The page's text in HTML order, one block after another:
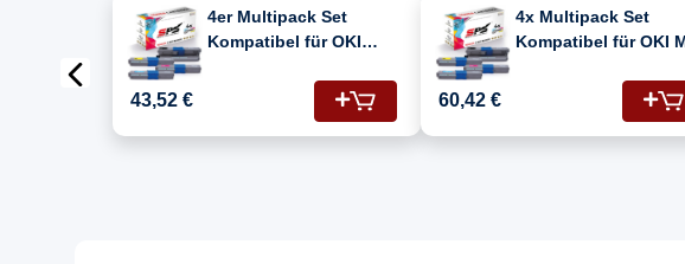
4er Multipack Set
Kompatibel für OKI
OKI 46508712 Schwarz,
46508711 Cyan,
46508709 Gelb,
43,52 €
4x Multipack Set
Kompatibel für OKI
46508710, 46508709,
46508712) Toner
60,42 €